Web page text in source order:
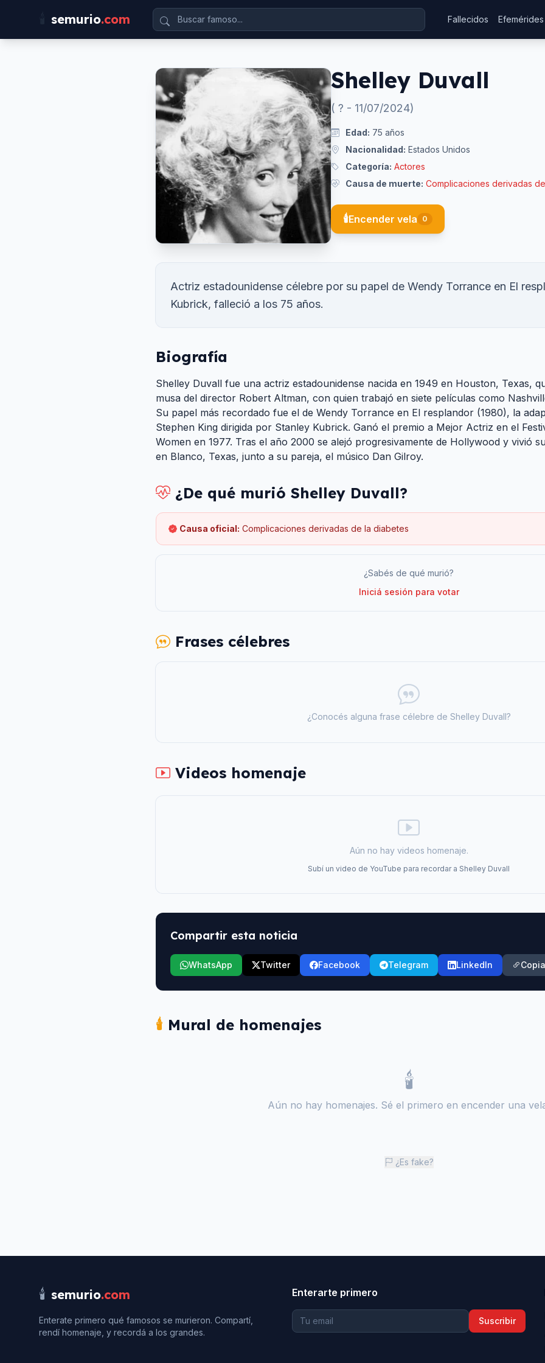
semurio.com Fallecidos Efemérides
Shelley Duvall
( ? - 11/07/2024)
Edad: 75 años
Nacionalidad: Estados Unidos
Categoría: Actores
Causa de muerte: Complicaciones derivadas
🕯️Encender vela 0
Actriz estadounidense célebre por su papel de Wendy Torrance en El
Kubrick, falleció a los 75 años.
Biografía
Shelley Duvall fue una actriz estadounidense nacida en 1949 en Houston, Texas,
musa del director Robert Altman, con quien trabajó en siete películas como
Su papel más recordado fue el de Wendy Torrance en El resplandor (1980), la
Stephen King dirigida por Stanley Kubrick. Ganó el premio a Mejor Actriz en el
Women en 1977. Tras el año 2000 se alejó progresivamente de Hollywood y vivió
en Blanco, Texas, junto a su pareja, el músico Dan Gilroy.
¿De qué murió Shelley Duvall?
Causa oficial: Complicaciones derivadas de la diabetes
¿Sabés de qué murió?
Iniciá sesión para votar
Frases célebres
¿Conocés alguna frase célebre de Shelley Duvall?
Videos homenaje
Aún no hay videos homenaje.
Subí un video de YouTube para recordar a Shelley Duvall
Compartir esta noticia
WhatsApp Twitter Facebook Telegram LinkedIn
🕯️ Mural de homenajes
🕯️
Aún no hay homenajes. Sé el primero en encender una
¿Es fake?
🕯️ semurio.com
Enterate primero qué famosos se murieron. Compartí,
rendí homenaje, y recordá a los grandes.
Enterarte primero
Suscribir